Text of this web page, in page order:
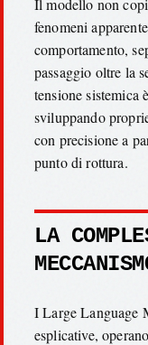
fenomeni
comportamento,
passaggio oltre la
tensione sistemica
sviluppando
con precisione a
punto di rottura.
LA
I Large Language
esplicative,